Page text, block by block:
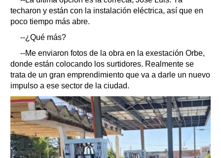
techaron y están con la instalación eléctrica, así que en
poco tiempo más abre.
--¿Qué más?
--Me enviaron fotos de la obra en la exestación Orbe,
donde están colocando los surtidores. Realmente se
trata de un gran emprendimiento que va a darle un nuevo
impulso a ese sector de la ciudad.